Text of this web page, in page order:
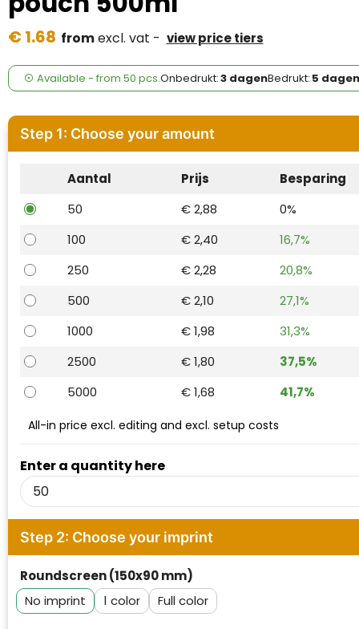
Fresh 'n Rebel
GolfOriginals
James Harvest
Kingcap
MyKit
Ocean Bottle
Parker
Waterman
€ 1.68 fromexcl. vat - view price tiers
Available - from 50 pcs.Onbedrukt:3 dagenBedrukt: 5 dagen
Step 1: Choose your amount
Aantal Prijs
Besparing
50
€ 2,88
0%
100
€ 2,40
16,7%
250
€ 2,28
20,8%
500
€ 2,10
27,1%
1000
€ 1,98
31,3%
2500
€ 1,80
37,5%
5000
€ 1,68 41,7%
Enter a quantity here
All-in price excl. editing and excl. setup costs
Step 2: Choose your imprint
Roundscreen (150x90 mm)
No imprint
1 Full color